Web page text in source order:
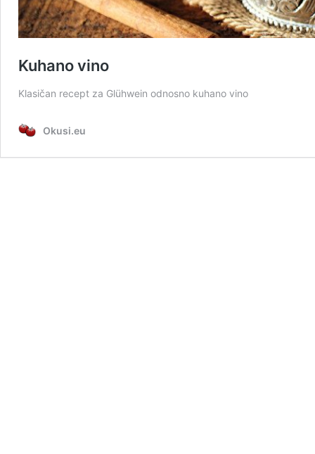
Kuhano vino
Klasičan recept za Glühwein odnosno kuhano vino
Okusi.eu